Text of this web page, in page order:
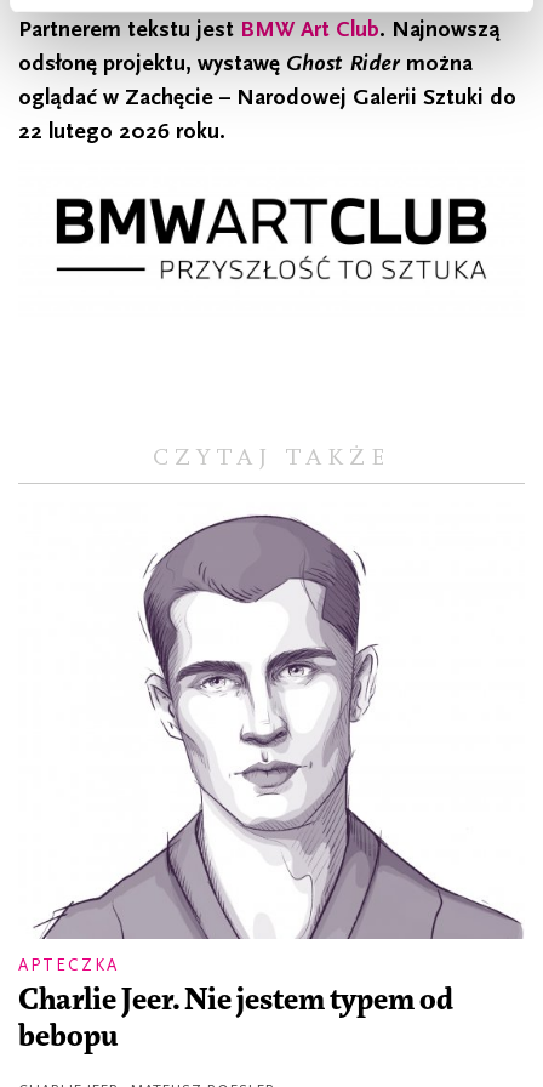
Partnerem tekstu jest BMW Art Club. Najnowszą
odsłonę projektu, wystawę Ghost Ridermożna
oglądać w Zachęcie – Narodowej Galerii Sztuki do
22 lutego 2026 roku.
CZYTAJ TAKŻE
APTECZKA
Charlie Jeer. Nie jestem typem od
bebopu